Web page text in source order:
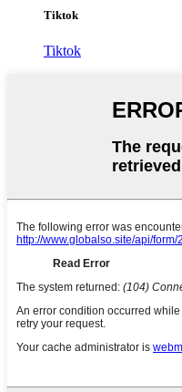
Tiktok
Tiktok